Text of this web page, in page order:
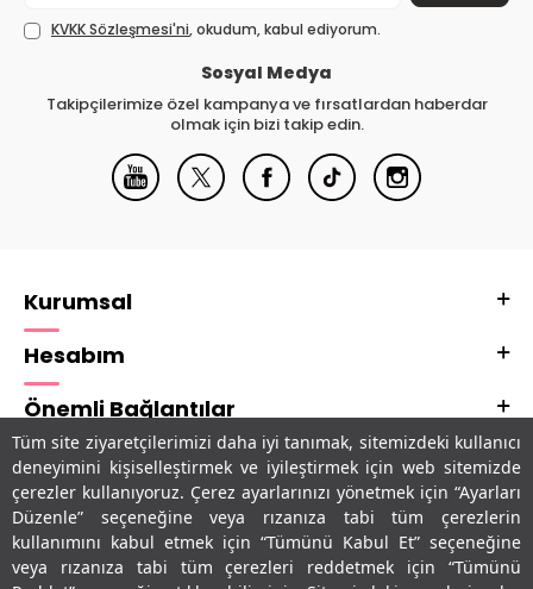
Tüm site ziyaretçilerimizi daha iyi tanımak, sitemizdeki kullanıcı
deneyimini kişiselleştirmek ve iyileştirmek için web sitemizde
çerezler kullanıyoruz. Çerez ayarlarınızı yönetmek için “Ayarları
Düzenle” seçeneğine veya rızanıza tabi tüm çerezlerin
kullanımını kabul etmek için “Tümünü Kabul Et” seçeneğine
veya rızanıza tabi tüm çerezleri reddetmek için “Tümünü
KVKK Sözleşmesi'ni, okudum, kabul ediyorum.
Sosyal Medya
Takipçilerimize özel kampanya ve fırsatlardan haberdar
olmak için bizi takip edin.
Kurumsal
Hesabım
Önemli Bağlantılar
Adres & İletişim
Uygulamalarımız